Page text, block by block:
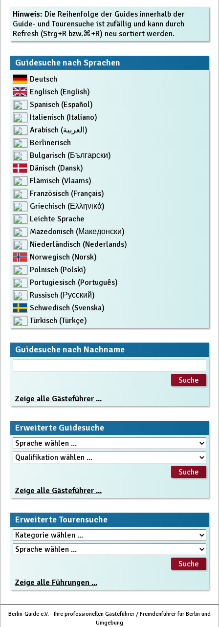
Hinweis: Die Reihenfolge der Guides innerhalb der
Guide- und Tourensuche ist zufällig und kann durch
Refresh (Strg+R bzw.⌘+R) neu sortiert werden.
Guidesuche nach Sprachen
Deutsch
Englisch (English)
Spanisch (Español)
Italienisch (Italiano)
Arabisch (العربية)
Berlinerisch
Bulgarisch (Български)
Dänisch (Dansk)
Flämisch (Vlaams)
Französisch (Français)
Griechisch (Ελληνικά)
Leichte Sprache
Mazedonisch (Македонски)
Niederländisch (Nederlands)
Norwegisch (Norsk)
Polnisch (Polski)
Portugiesisch (Português)
Russisch (Русский)
Schwedisch (Svenska)
Türkisch (Türkçe)
Guidesuche nach Nachname
Zeige alle Gästeführer ...
Erweiterte Guidesuche
Zeige alle Gästeführer ...
Erweiterte Tourensuche
Zeige alle Führungen ...
Berlin-Guide e.V. - Ihre professionellen Gästeführer / Fremdenführer für Berlin und
Umgebung